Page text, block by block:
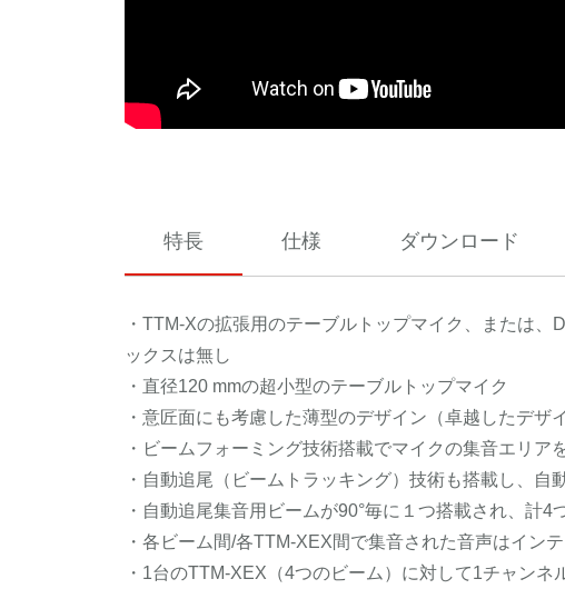
特長 仕様 ダウンロード
・TTM-Xの拡張用のテーブルトップマイク、または
ックスは無し
・直径120 mmの超小型のテーブルトップマイク
・意匠面にも考慮した薄型のデザイン（卓越したデザ
・ビームフォーミング技術搭載でマイクの集音エリ
・自動追尾（ビームトラッキング）技術も搭載し、
・自動追尾集音用ビームが90°毎に１つ搭載され、計
・各ビーム間/各TTM-XEX間で集音された音声はイン
・1台のTTM-XEX（4つのビーム）に対して1チャンネ